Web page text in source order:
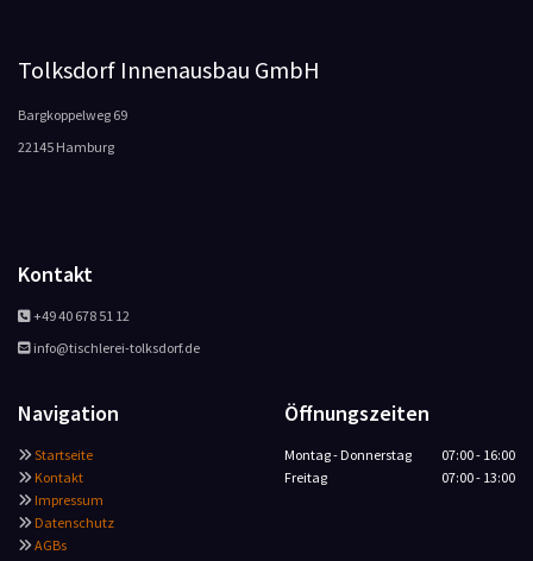
Tolksdorf Innenausbau GmbH
Bargkoppelweg 69
22145 Hamburg
Kontakt
+49 40 678 51 12
 info@tischlerei-tolksdorf.de
Navigation
Startseite
 Kontakt
 Impressum
 Datenschutz
AGBs
Öffnungszeiten
Montag - Donnerstag
07:00 - 16:00
Freitag
07:00 - 13:00